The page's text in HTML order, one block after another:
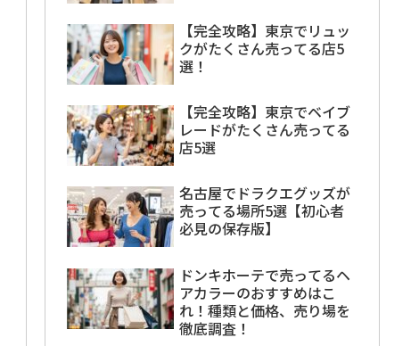
【完全攻略】東京でリュッ
クがたくさん売ってる店5
選！
【完全攻略】東京でベイブ
レードがたくさん売ってる
店5選
名古屋でドラクエグッズが
売ってる場所5選【初心者
必見の保存版】
ドンキホーテで売ってるヘ
アカラーのおすすめはこ
れ！種類と価格、売り場を
徹底調査！